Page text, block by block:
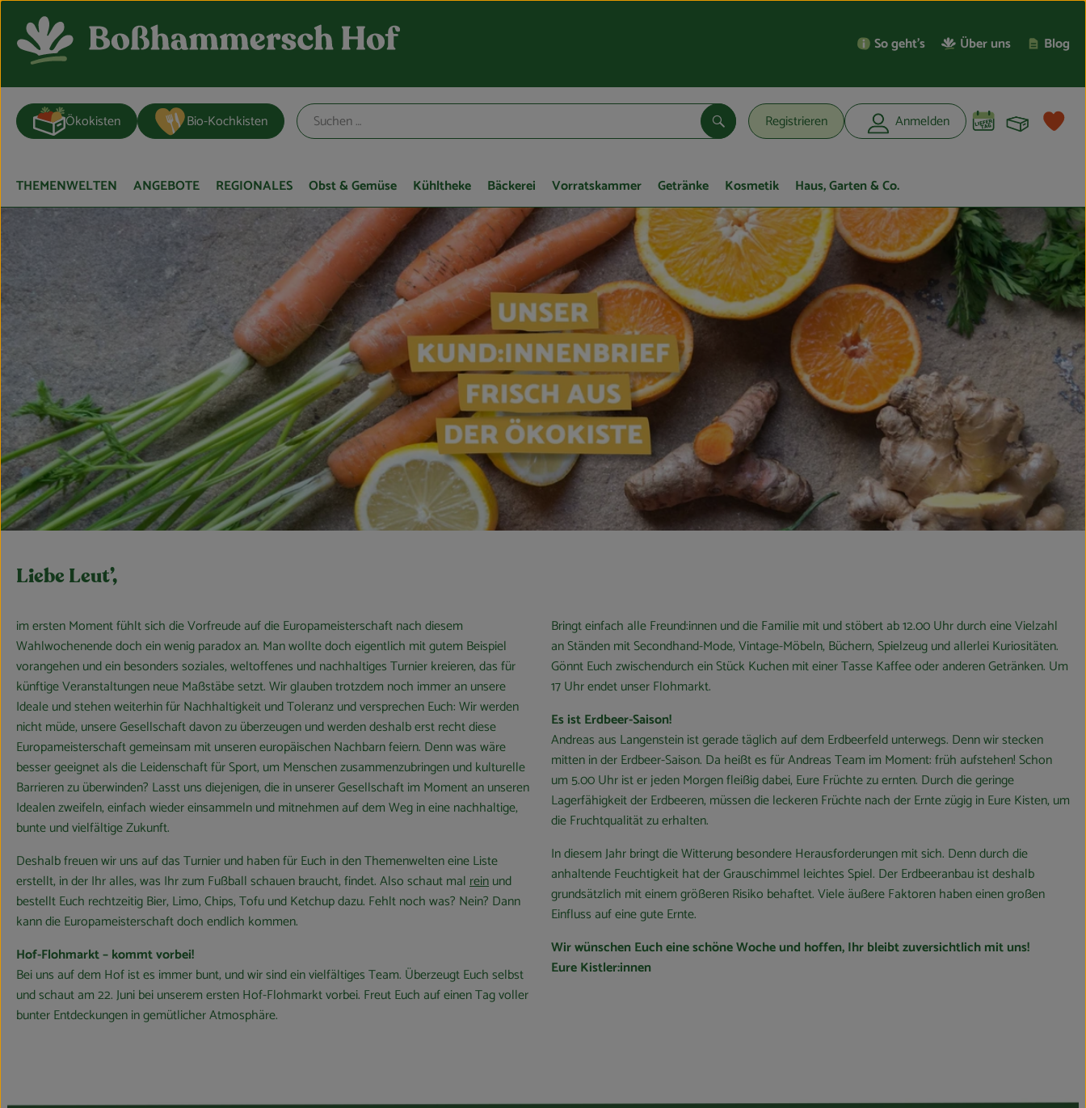
So geht’s Über uns Blog
Registrieren Anmelden
Suchen
Ökokisten Bio-Kochkisten
THEMENWELTEN ANGEBOTE REGIONALES Obst & Gemüse Kühltheke Bäckerei Vorratskammer Getränke Kosmetik Haus, Garten & Co.
Liebe Leut’,
im ersten Moment fühlt sich die Vorfreude auf die Europameisterschaft nach diesem
Wahlwochenende doch ein wenig paradox an. Man wollte doch eigentlich mit gutem Beispiel
vorangehen und ein besonders soziales, weltoffenes und nachhaltiges Turnier kreieren, das für
künftige Veranstaltungen neue Maßstäbe setzt. Wir glauben trotzdem noch immer an unsere
Ideale und stehen weiterhin für Nachhaltigkeit und Toleranz und versprechen Euch: Wir werden
nicht müde, unsere Gesellschaft davon zu überzeugen und werden deshalb erst recht diese
Europameisterschaft gemeinsam mit unseren europäischen Nachbarn feiern. Denn was wäre
besser geeignet als die Leidenschaft für Sport, um Menschen zusammenzubringen und kulturelle
Barrieren zu überwinden? Lasst uns diejenigen, die in unserer Gesellschaft im Moment an unseren
Idealen zweifeln, einfach wieder einsammeln und mitnehmen auf dem Weg in eine nachhaltige,
bunte und vielfältige Zukunft.
Deshalb freuen wir uns auf das Turnier und haben für Euch in den Themenwelten eine Liste
erstellt, in der Ihr alles, was Ihr zum Fußball schauen braucht, findet. Also schaut malreinund
bestellt Euch rechtzeitig Bier, Limo, Chips, Tofu und Ketchup dazu. Fehlt noch was? Nein? Dann
kann die Europameisterschaft doch endlich kommen.
Hof-Flohmarkt – kommt vorbei!
Bei uns auf dem Hof ist es immer bunt, und wir sind ein vielfältiges Team. Überzeugt Euch selbst
und schaut am 22. Juni bei unserem ersten Hof-Flohmarkt vorbei. Freut Euch auf einen Tag voller
bunter Entdeckungen in gemütlicher Atmosphäre.
Bringt einfach alle Freund:innen und die Familie mit und stöbert ab 12.00 Uhr durch eine Vielzahl
an Ständen mit Secondhand-Mode, Vintage-Möbeln, Büchern, Spielzeug und allerlei Kuriositäten.
Gönnt Euch zwischendurch ein Stück Kuchen mit einer Tasse Kaffee oder anderen Getränken. Um
17 Uhr endet unser Flohmarkt.
Es ist Erdbeer-Saison!
Andreas aus Langenstein ist gerade täglich auf dem Erdbeerfeld unterwegs. Denn wir stecken
mitten in der Erdbeer-Saison. Da heißt es für Andreas Team im Moment: früh aufstehen! Schon
um 5.00 Uhr ist er jeden Morgen fleißig dabei, Eure Früchte zu ernten. Durch die geringe
Lagerfähigkeit der Erdbeeren, müssen die leckeren Früchte nach der Ernte zügig in Eure Kisten, um
die Fruchtqualität zu erhalten.
In diesem Jahr bringt die Witterung besondere Herausforderungen mit sich. Denn durch die
anhaltende Feuchtigkeit hat der Grauschimmel leichtes Spiel. Der Erdbeeranbau ist deshalb
grundsätzlich mit einem größeren Risiko behaftet. Viele äußere Faktoren haben einen großen
Einfluss auf eine gute Ernte.
Wir wünschen Euch eine schöne Woche und hoffen, Ihr bleibt zuversichtlich mit uns!
Eure Kistler:innen